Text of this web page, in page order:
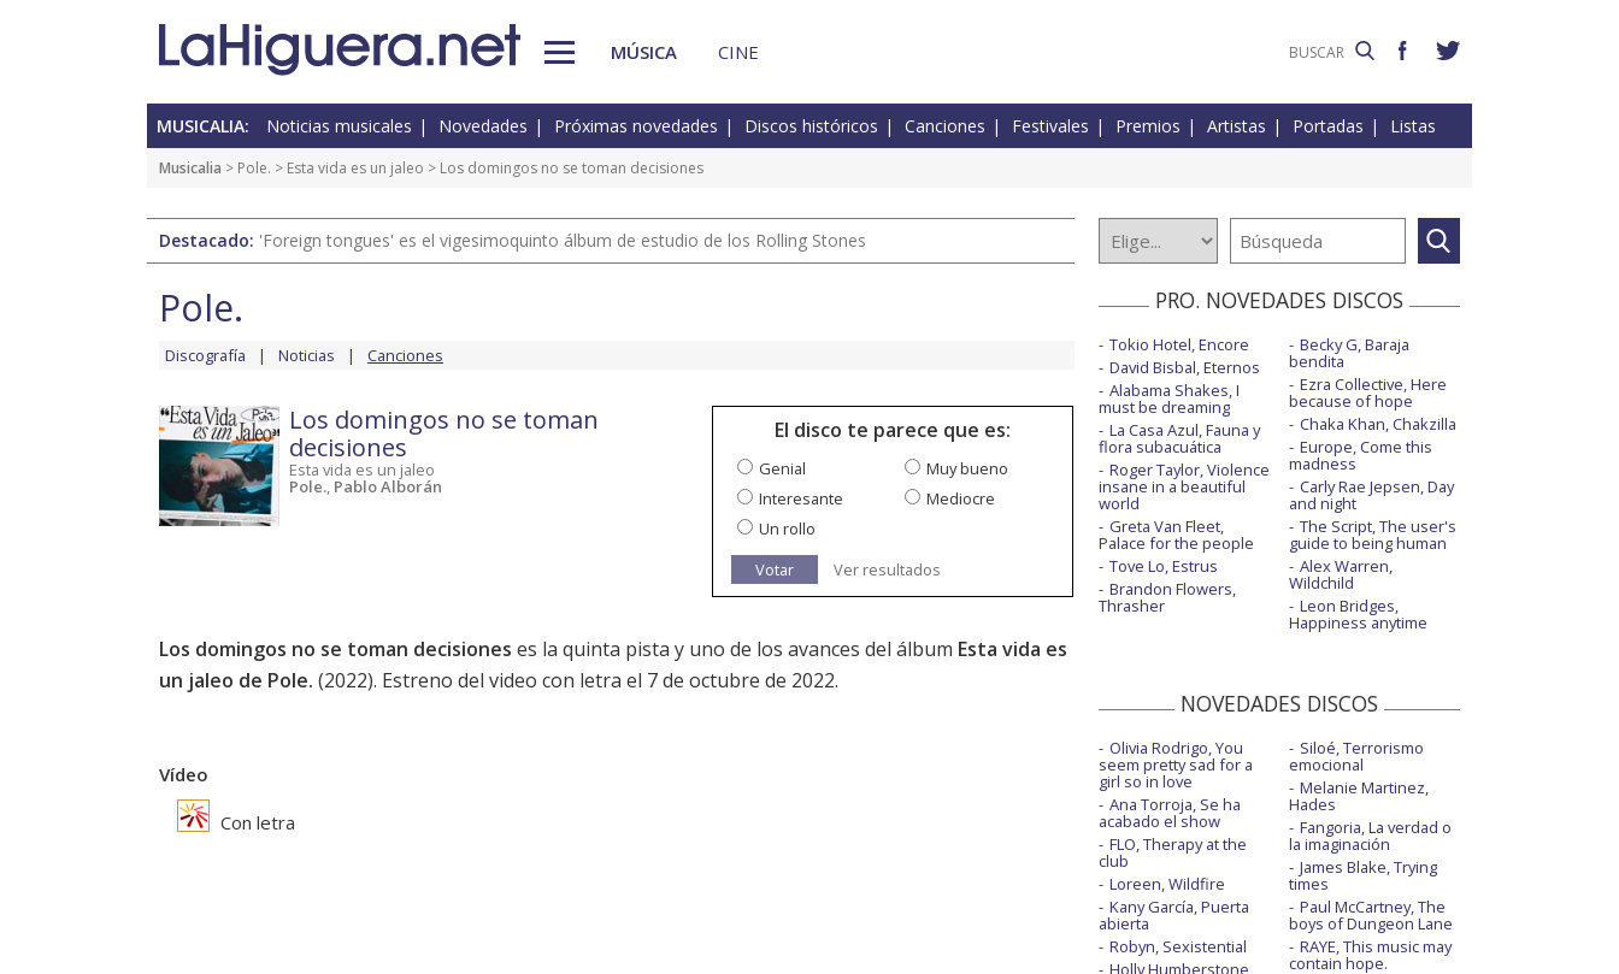
MÚSICA CINE
MUSICALIA: Noticias musicales Novedades Próximas novedades Discos históricos Canciones Festivales Premios Artistas Portadas Listas
Musicalia > Pole. > Esta vida es un jaleo > Los domingos no se toman decisiones
Destacado: 'Foreign tongues' es el vigesimoquinto álbum de estudio de los Rolling Stones
Pole.
Discografía Noticias Canciones
Los domingos no se toman
decisiones
Esta vida es un jaleo
Pole., Pablo Alborán
El disco te parece que es:
Genial
Muy bueno
Interesante
Mediocre
Un rollo
Votar
Ver resultados
Los domingos no se toman decisiones es la quinta pista y uno de los avances del álbum Esta vida es
un jaleo de Pole. (2022). Estreno del video con letra el 7 de octubre de 2022.
Vídeo
Con letra
PRO. NOVEDADES DISCOS
Tokio Hotel, Encore
David Bisbal, Eternos
Alabama Shakes, I
must be dreaming
La Casa Azul, Fauna y
flora subacuática
Roger Taylor, Violence
insane in a beautiful
world
Greta Van Fleet,
Palace for the people
Tove Lo, Estrus
Brandon Flowers,
Thrasher
Becky G, Baraja
bendita
Ezra Collective, Here
because of hope
Chaka Khan, Chakzilla
Europe, Come this
madness
Carly Rae Jepsen, Day
and night
The Script, The user's
guide to being human
Alex Warren,
Wildchild
Leon Bridges,
Happiness anytime
NOVEDADES DISCOS
Olivia Rodrigo, You
seem pretty sad for a
girl so in love
Ana Torroja, Se ha
acabado el show
FLO, Therapy at the
club
Loreen, Wildfire
Kany García, Puerta
abierta
Robyn, Sexistential
Holly Humberstone,
Siloé, Terrorismo
emocional
Melanie Martinez,
Hades
Fangoria, La verdad o
la imaginación
James Blake, Trying
times
Paul McCartney, The
boys of Dungeon Lane
RAYE, This music may
contain hope.